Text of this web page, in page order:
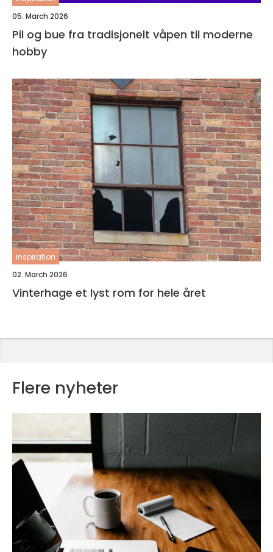
05. March 2026
Pil og bue fra tradisjonelt våpen til moderne
hobby
inspiration
02. March 2026
Vinterhage et lyst rom for hele året
Flere nyheter